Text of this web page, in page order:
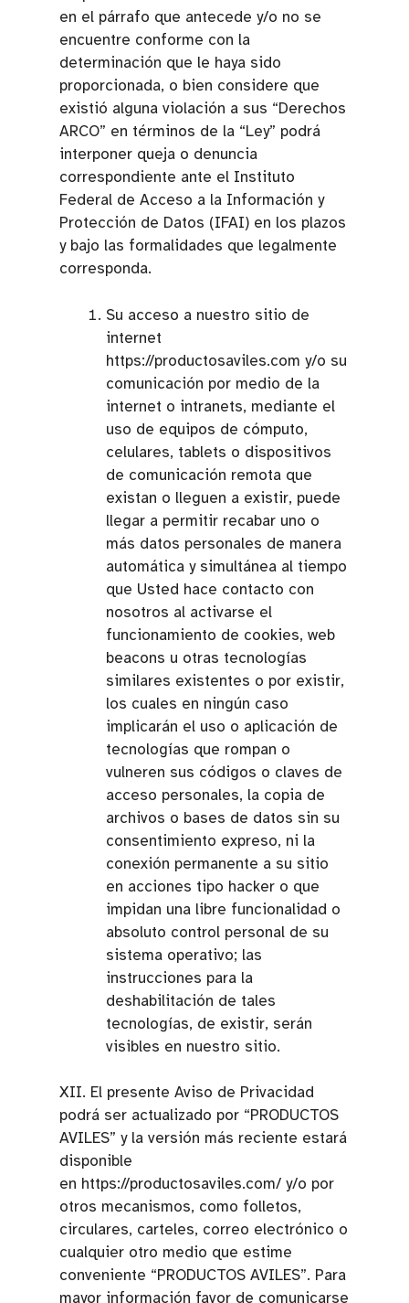
en el párrafo que antecede y/o no se
encuentre conforme con la
determinación que le haya sido
proporcionada, o bien considere que
existió alguna violación a sus “Derechos
ARCO” en términos de la “Ley” podrá
interponer queja o denuncia
correspondiente ante el Instituto
Federal de Acceso a la Información y
Protección de Datos (IFAI) en los plazos
y bajo las formalidades que legalmente
corresponda.
Su acceso a nuestro sitio de
internet
https://productosaviles.com y/o su
comunicación por medio de la
internet o intranets, mediante el
uso de equipos de cómputo,
celulares, tablets o dispositivos
de comunicación remota que
existan o lleguen a existir, puede
llegar a permitir recabar uno o
más datos personales de manera
automática y simultánea al tiempo
que Usted hace contacto con
nosotros al activarse el
funcionamiento de cookies, web
beacons u otras tecnologías
similares existentes o por existir,
los cuales en ningún caso
implicarán el uso o aplicación de
tecnologías que rompan o
vulneren sus códigos o claves de
acceso personales, la copia de
archivos o bases de datos sin su
consentimiento expreso, ni la
conexión permanente a su sitio
en acciones tipo hacker o que
impidan una libre funcionalidad o
absoluto control personal de su
sistema operativo; las
instrucciones para la
deshabilitación de tales
tecnologías, de existir, serán
visibles en nuestro sitio.
XII. El presente Aviso de Privacidad
podrá ser actualizado por “PRODUCTOS
AVILES” y la versión más reciente estará
disponible
en https://productosaviles.com/ y/o por
otros mecanismos, como folletos,
circulares, carteles, correo electrónico o
cualquier otro medio que estime
conveniente “PRODUCTOS AVILES”. Para
mayor información favor de comunicarse